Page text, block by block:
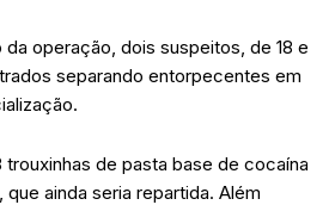
operação, dois suspeitos, de 18 e
separando entorpecentes em
trouxinhas de pasta base de cocaína
ainda seria repartida. Além